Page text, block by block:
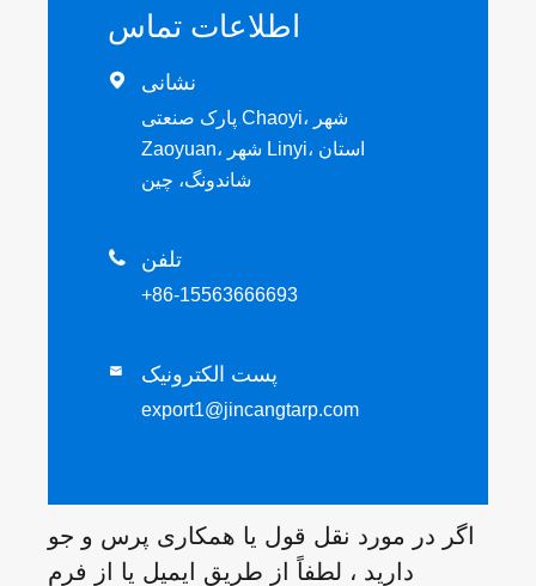
اطلاعات تماس
 نشانی
پارک صنعتی Chaoyi، شهر
Zaoyuan، شهر Linyi، استان
شاندونگ، چین
 تلفن
+86-15563666693
 پست الکترونیک
export1@jincangtarp.com
اگر در مورد نقل قول یا همکاری پرس و جو
دارید ، لطفاً از طریق ایمیل یا از فرم